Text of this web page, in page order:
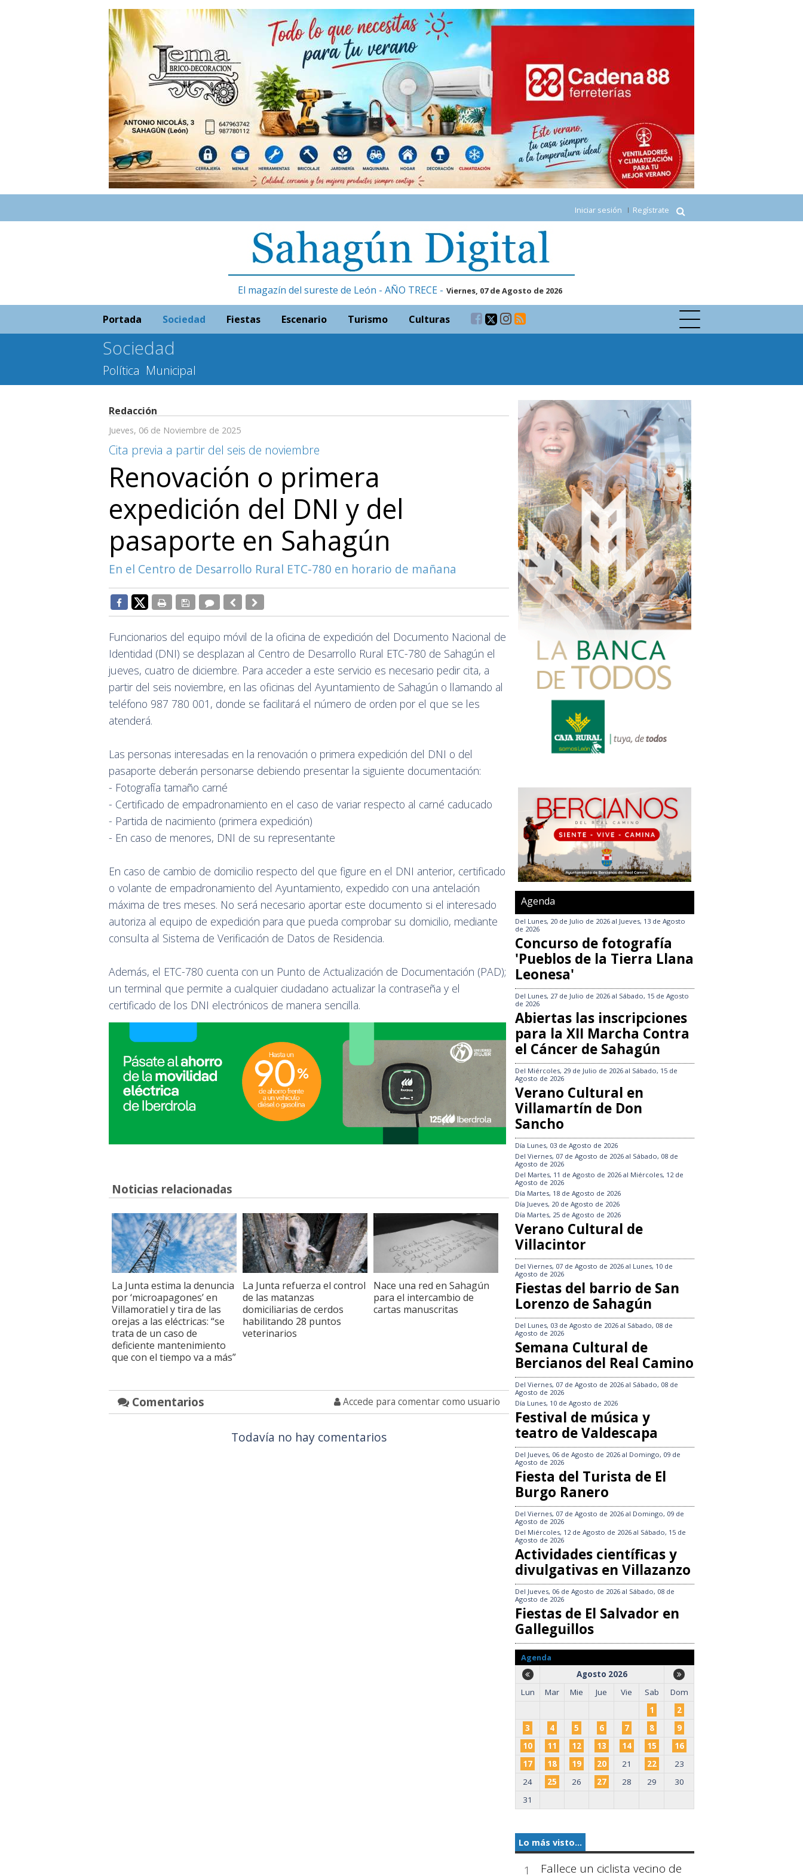
Iniciar sesión Regístrate
El magazín del sureste de León - AÑO TRECE - Viernes, 07 de Agosto de 2026
Portada Sociedad Fiestas Escenario Turismo Culturas
Sociedad
Política Municipal
Redacción
Jueves, 06 de Noviembre de 2025
Cita previa a partir del seis de noviembre
Renovación o primera
expedición del DNI y del
pasaporte en Sahagún
En el Centro de Desarrollo Rural ETC-780 en horario de mañana
Funcionarios del equipo móvil de la oficina de expedición del Documento Nacional de
Identidad (DNI) se desplazan al Centro de Desarrollo Rural ETC-780 de Sahagún el
jueves, cuatro de diciembre. Para acceder a este servicio es necesario pedir cita, a
partir del seis noviembre, en las oficinas del Ayuntamiento de Sahagún o llamando al
teléfono 987 780 001, donde se facilitará el número de orden por el que se les
atenderá.
Las personas interesadas en la renovación o primera expedición del DNI o del
pasaporte deberán personarse debiendo presentar la siguiente documentación:
- Fotografía tamaño carné
- Certificado de empadronamiento en el caso de variar respecto al carné caducado
- Partida de nacimiento (primera expedición)
- En caso de menores, DNI de su representante
En caso de cambio de domicilio respecto del que figure en el DNI anterior, certificado
o volante de empadronamiento del Ayuntamiento, expedido con una antelación
máxima de tres meses. No será necesario aportar este documento si el interesado
autoriza al equipo de expedición para que pueda comprobar su domicilio, mediante
consulta al Sistema de Verificación de Datos de Residencia.
Además, el ETC-780 cuenta con un Punto de Actualización de Documentación (PAD);
un terminal que permite a cualquier ciudadano actualizar la contraseña y el
certificado de los DNI electrónicos de manera sencilla.
Noticias relacionadas
La Junta estima la denuncia
por ‘microapagones’ en
Villamoratiel y tira de las
orejas a las eléctricas: “se
trata de un caso de
deficiente mantenimiento
que con el tiempo va a más”
La Junta refuerza el control
de las matanzas
domiciliarias de cerdos
habilitando 28 puntos
veterinarios
Nace una red en Sahagún
para el intercambio de
cartas manuscritas
Comentarios Accede para comentar como usuario
Todavía no hay comentarios
Agenda
Del Lunes, 20 de Julio de 2026 al Jueves, 13 de Agosto
de 2026
Concurso de fotografía
'Pueblos de la Tierra Llana
Leonesa'
Del Lunes, 27 de Julio de 2026 al Sábado, 15 de Agosto
de 2026
Abiertas las inscripciones
para la XII Marcha Contra
el Cáncer de Sahagún
Del Miércoles, 29 de Julio de 2026 al Sábado, 15 de
Agosto de 2026
Verano Cultural en
Villamartín de Don
Sancho
Día Lunes, 03 de Agosto de 2026
Del Viernes, 07 de Agosto de 2026 al Sábado, 08 de
Agosto de 2026
Del Martes, 11 de Agosto de 2026 al Miércoles, 12 de
Agosto de 2026
Día Martes, 18 de Agosto de 2026
Día Jueves, 20 de Agosto de 2026
Día Martes, 25 de Agosto de 2026
Verano Cultural de
Villacintor
Del Viernes, 07 de Agosto de 2026 al Lunes, 10 de
Agosto de 2026
Fiestas del barrio de San
Lorenzo de Sahagún
Del Lunes, 03 de Agosto de 2026 al Sábado, 08 de
Agosto de 2026
Semana Cultural de
Bercianos del Real Camino
Del Viernes, 07 de Agosto de 2026 al Sábado, 08 de
Agosto de 2026
Día Lunes, 10 de Agosto de 2026
Festival de música y
teatro de Valdescapa
Del Jueves, 06 de Agosto de 2026 al Domingo, 09 de
Agosto de 2026
Fiesta del Turista de El
Burgo Ranero
Del Viernes, 07 de Agosto de 2026 al Domingo, 09 de
Agosto de 2026
Del Miércoles, 12 de Agosto de 2026 al Sábado, 15 de
Agosto de 2026
Actividades científicas y
divulgativas en Villazanzo
Del Jueves, 06 de Agosto de 2026 al Sábado, 08 de
Agosto de 2026
Fiestas de El Salvador en
Galleguillos
Agenda
Agosto 2026
Lun
Mar Mie Jue Vie Sab
Dom
1
2
3
4 5 6 7 8
9
10
11 12 13 14 15
16
17
18 19 20 21 22
23
24
25 26 27 28 29
30
31
Lo más visto...
1 Fallece un ciclista vecino de